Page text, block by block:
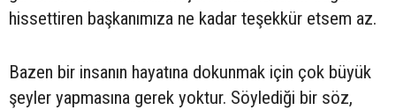
hissettiren başkanımıza ne kadar teşekkür etsem az.
Bazen bir insanın hayatına dokunmak için çok büyük
şeyler yapmasına gerek yoktur. Söylediği bir söz,